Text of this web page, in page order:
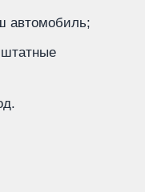
автомобиль;